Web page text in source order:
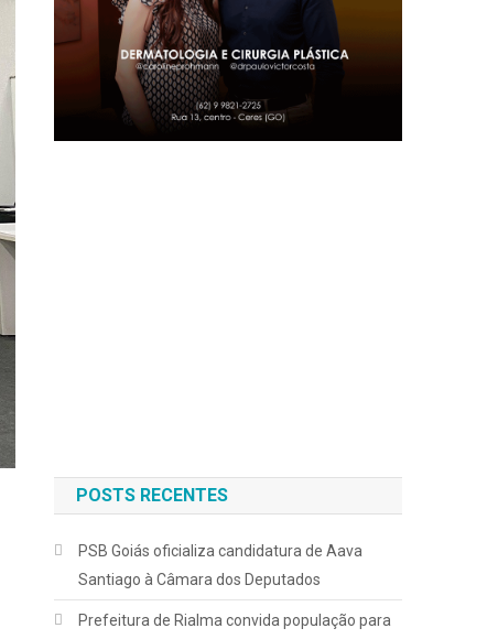
POSTS RECENTES
PSB Goiás oficializa candidatura de Aava
Santiago à Câmara dos Deputados
Prefeitura de Rialma convida população para